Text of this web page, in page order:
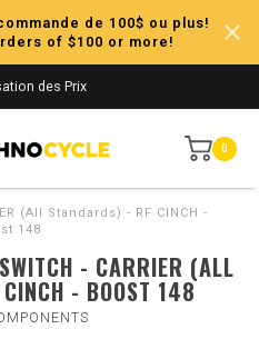
de 100$ ou plus!
of $100 or more!
des Prix
0
(All Standards) - RF CINCH -
148
- CARRIER (ALL
- BOOST 148